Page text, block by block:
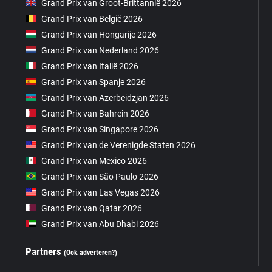
Grand Prix van Groot-Brittannië 2026
Grand Prix van België 2026
Grand Prix van Hongarije 2026
Grand Prix van Nederland 2026
Grand Prix van Italië 2026
Grand Prix van Spanje 2026
Grand Prix van Azerbeidzjan 2026
Grand Prix van Bahrein 2026
Grand Prix van Singapore 2026
Grand Prix van de Verenigde Staten 2026
Grand Prix van Mexico 2026
Grand Prix van São Paulo 2026
Grand Prix van Las Vegas 2026
Grand Prix van Qatar 2026
Grand Prix van Abu Dhabi 2026
Partners(Ook adverteren?)